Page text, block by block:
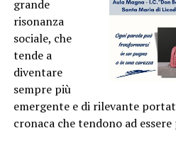
grande
risonanza
sociale, che
tende a
diventare
sempre più
emergente e di rilevante
cronaca che tendono ad